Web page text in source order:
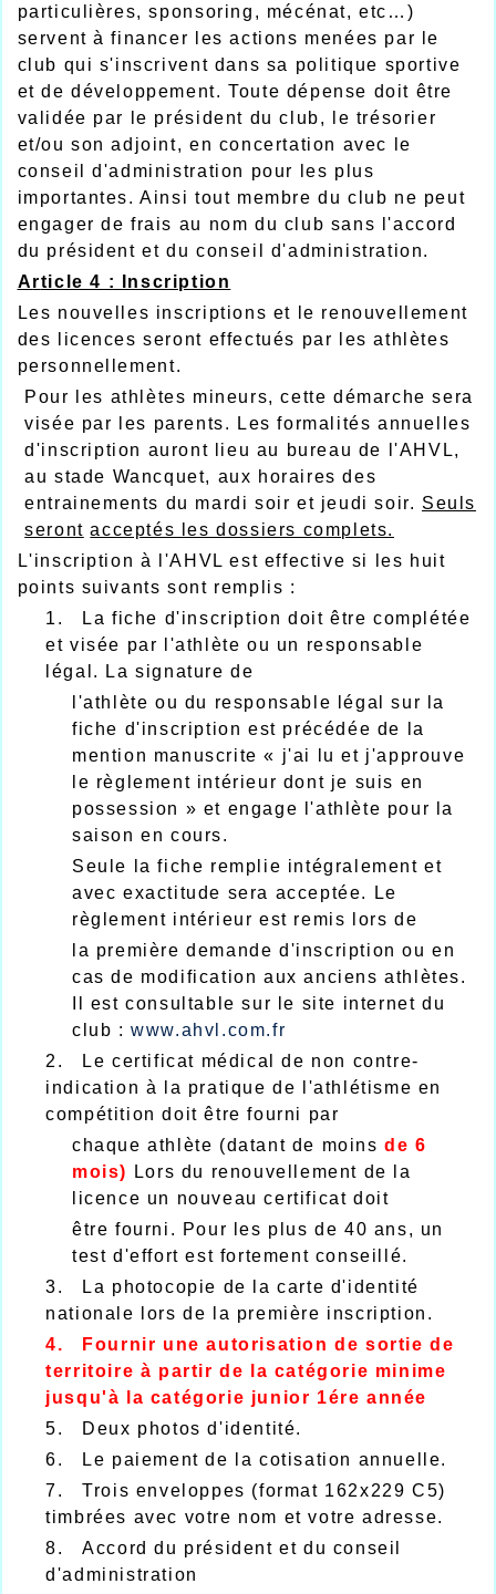
particulières, sponsoring, mécénat, etc…)
servent à financer les actions menées par le
club qui s'inscrivent dans sa politique sportive
et de développement. Toute dépense doit être
validée par le président du club, le trésorier
et/ou son adjoint, en concertation avec le
conseil d'administration pour les plus
importantes. Ainsi tout membre du club ne peut
engager de frais au nom du club sans l'accord
du président et du conseil d'administration.
Article 4 : Inscription
Les nouvelles inscriptions et le renouvellement
des licences seront effectués par les athlètes
personnellement.
Pour les athlètes mineurs, cette démarche sera
visée par les parents. Les formalités annuelles
d'inscription auront lieu au bureau de l'AHVL,
au stade Wancquet, aux horaires des
entrainements du mardi soir et jeudi soir. Seuls
seront acceptés les dossiers complets.
L'inscription à l'AHVL est effective si les huit
points suivants sont remplis :
1. La fiche d'inscription doit être complétée
et visée par l'athlète ou un responsable
légal. La signature de
l'athlète ou du responsable légal sur la
fiche d'inscription est précédée de la
mention manuscrite « j'ai lu et j'approuve
le règlement intérieur dont je suis en
possession » et engage l'athlète pour la
saison en cours.
Seule la fiche remplie intégralement et
avec exactitude sera acceptée. Le
règlement intérieur est remis lors de
la première demande d'inscription ou en
cas de modification aux anciens athlètes.
Il est consultable sur le site internet du
club :www.ahvl.com.fr
2. Le certificat médical de non contre-
indication à la pratique de l'athlétisme en
compétition doit être fourni par
chaque athlète (datant de moinsde 6
mois)
Lors du renouvellement de la
licence un nouveau certificat doit
être fourni. Pour les plus de 40 ans, un
test d'effort est fortement conseillé.
3. La photocopie de la carte d'identité
nationale lors de la première inscription.
4. Fournir une autorisation de sortie de
territoire à partir de la catégorie minime
jusqu'à la catégorie junior 1ére année
5. Deux photos d'identité.
6. Le paiement de la cotisation annuelle.
7. Trois enveloppes (format 162x229 C5)
timbrées avec votre nom et votre adresse.
8. Accord du président et du conseil
d'administration